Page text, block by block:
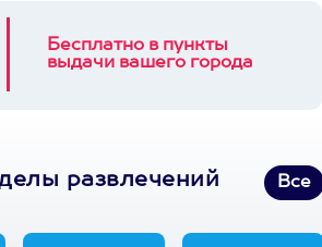
Бесплатно в пункты
выдачи вашего города
развлечений Все